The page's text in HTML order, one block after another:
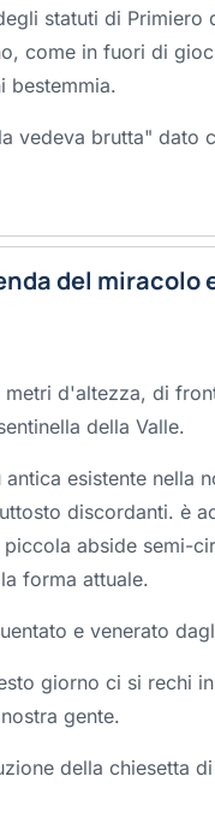
statuti di Primiero
come in fuori di
bestemmia.
vedeva brutta" dato
del miracolo
d'altezza, di
della Valle.
esistente nella
discordanti. è
abside semi-
forma attuale.
e venerato
giorno ci si rechi
gente.
della chiesetta